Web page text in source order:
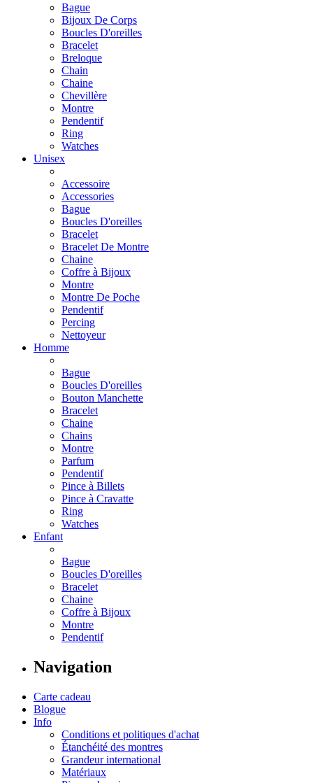
Bague
Bijoux De Corps
Boucles D'oreilles
Bracelet
Breloque
Chain
Chaine
Chevillère
Montre
Pendentif
Ring
Watches
Unisex
Accessoire
Accessories
Bague
Boucles D'oreilles
Bracelet
Bracelet De Montre
Chaine
Coffre à Bijoux
Montre
Montre De Poche
Pendentif
Percing
Nettoyeur
Homme
Bague
Boucles D'oreilles
Bouton Manchette
Bracelet
Chaine
Chains
Montre
Parfum
Pendentif
Pince à Billets
Pince à Cravatte
Ring
Watches
Enfant
Bague
Boucles D'oreilles
Bracelet
Chaine
Coffre à Bijoux
Montre
Pendentif
Navigation
Carte cadeau
Blogue
Info
Conditions et politiques d'achat
Étanchéité des montres
Grandeur international
Matériaux